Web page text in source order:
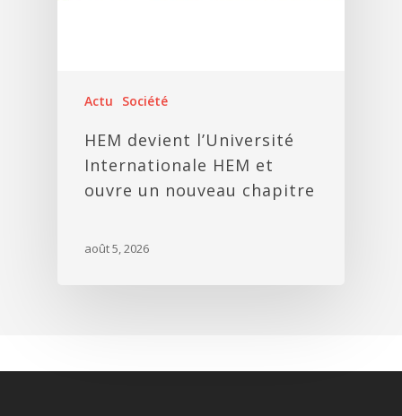
Actu Société
HEM devient l’Université
Internationale HEM et
ouvre un nouveau chapitre
août 5, 2026